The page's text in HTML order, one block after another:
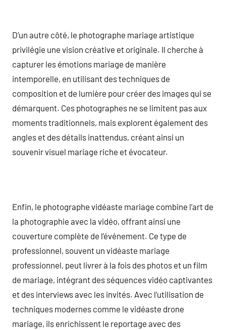
D’un autre côté, le photographe mariage artistique
privilégie une vision créative et originale. Il cherche à
capturer les émotions mariage de manière
intemporelle, en utilisant des techniques de
composition et de lumière pour créer des images qui se
démarquent. Ces photographes ne se limitent pas aux
moments traditionnels, mais explorent également des
angles et des détails inattendus, créant ainsi un
souvenir visuel mariage riche et évocateur.
Enfin, le photographe vidéaste mariage combine l’art de
la photographie avec la vidéo, offrant ainsi une
couverture complète de l’événement. Ce type de
professionnel, souvent un vidéaste mariage
professionnel, peut livrer à la fois des photos et un film
de mariage, intégrant des séquences vidéo captivantes
et des interviews avec les invités. Avec l’utilisation de
techniques modernes comme le vidéaste drone
mariage, ils enrichissent le reportage avec des